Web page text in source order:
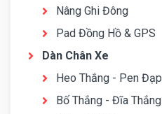
Nâng Ghi Đông
Pad Đồng Hồ & GPS
Dàn Chân Xe
Heo Thắng - Pen Đạp
Bố Thắng - Đĩa Thắng